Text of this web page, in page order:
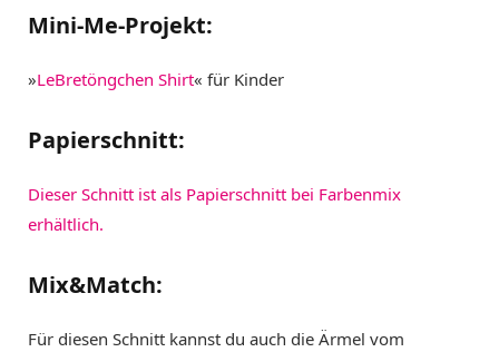
Mini-Me-Projekt:
»LeBretöngchen Shirt« für Kinder
Papierschnitt:
Dieser Schnitt ist als Papierschnitt bei Farbenmix
erhältlich.
Mix&Match:
Für diesen Schnitt kannst du auch die Ärmel vom